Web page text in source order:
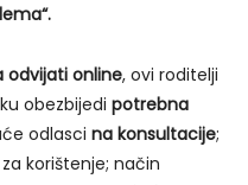
odvijati online, ovi roditelji
obezbijedi potrebna
odlasci na konsultacije;
korištenje; način